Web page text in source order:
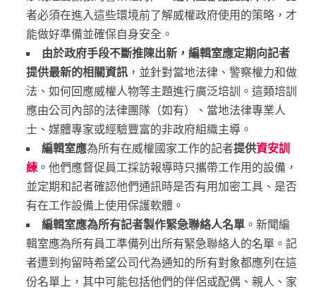
者必須在進入這些環境前了解威權政府使用的策略，才
能做好準備並確保自身安全。
由於政府手段不斷推陳出新，編輯室應定期向記者
提供最新的相關資訊 ，並針對當地法律、警察權力和做
法、如何回應威權人物等主題進行廣泛培訓。這類培訓
應由公司內部的法律團隊（如有）、當地法律專業人
士、媒體專家或經驗豐富的非政府組織主導。
編輯室應為所有在威權國家工作的記者提供資安訓
練 。他們應督促員工採訪報導時只攜帶工作用的設備，
並定期和記者確認他們通訊時是否有用加密工具、是否
有在工作設備上使用保護軟體。
編輯室應為所有記者製作緊急聯絡人名單 。新聞編
輯室應為所有員工準備列出所有緊急聯絡人的名單。記
者遭到拘留時希望公司代為通知的所有對象都應列在這
份名單上，其中可能包括他們的伴侶或配偶、親人、家